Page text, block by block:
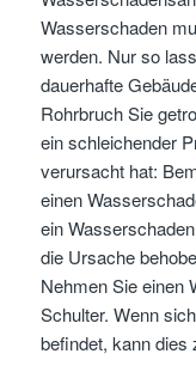
Wasserschaden
werden. Nur so
dauerhafte
Rohrbruch Sie
ein schleichender
verursacht hat:
einen
ein
die Ursache
Nehmen Sie einen
Schulter. Wenn
befindet, kann dies